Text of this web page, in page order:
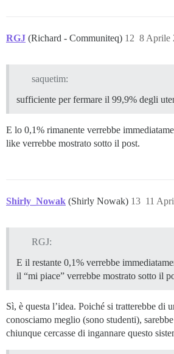
RGJ (Richard - Communiteq) 8 Aprile
12
saquetim:
sufficiente per fermare il 99,9% degli
E lo 0,1% rimanente verrebbe
like verrebbe mostrato sotto il post.
Shirly_Nowak (Shirly Nowak) 11
13
RGJ:
E il restante 0,1% verrebbe
il “mi piace” verrebbe mostrato sotto il
Sì, è questa l’idea. Poiché si tratterebbe di
conosciamo meglio (sono studenti),
chiunque cercasse di ingannare questo